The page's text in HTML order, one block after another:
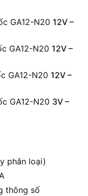
GA12-N20 12V –
GA12-N20 12V –
GA12-N20 12V –
GA12-N20 3V –
phân loại)
thông số